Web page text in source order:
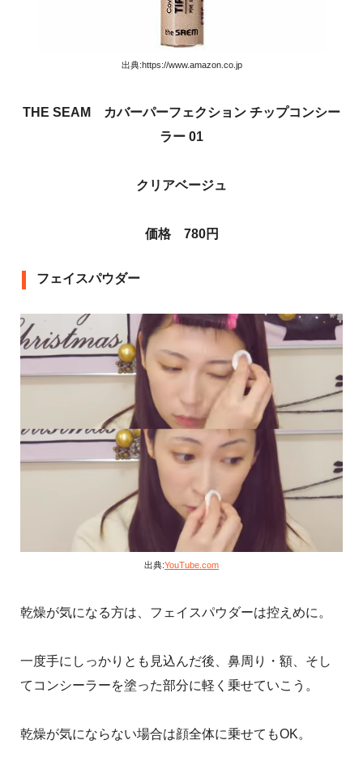
出典:https://www.amazon.co.jp
THE SEAM カバーパーフェクション チップコンシー
ラー 01
クリアベージュ
価格 780円
フェイスパウダー
出典:YouTube.com
乾燥が気になる方は、フェイスパウダーは控えめに。
一度手にしっかりとも見込んだ後、鼻周り・額、そし
てコンシーラーを塗った部分に軽く乗せていこう。
乾燥が気にならない場合は顔全体に乗せてもOK。